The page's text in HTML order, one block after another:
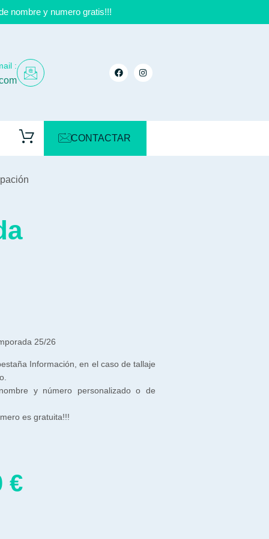
nombre y numero gratis!!!
:
CONTACTAR
25/26
Información, en el caso de tallaje
y número personalizado o de
es gratuita!!!
€